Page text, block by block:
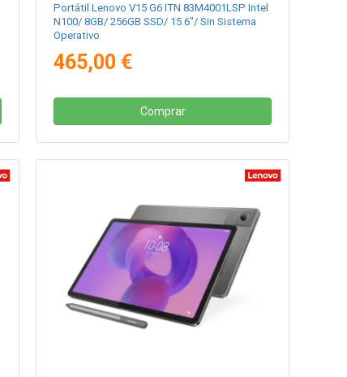
Portátil Lenovo V15 G6 ITN 83M4001LSP Intel
N100/ 8GB/ 256GB SSD/ 15.6"/ Sin Sistema
Operativo
465,00 €
Comprar